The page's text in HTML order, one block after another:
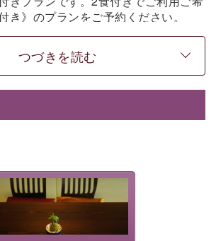
き》のプランをご予約ください。
の里」として知られる辰野町・ほたる
信州辰野ほたる祭り】への送迎と入
定プランをご用意いたしました。
想的な光景。昨年は多い日で1日
ルが観測されました。（
らではの風情をご体験ください。
6月13日～21日
つづきを読む
なしご夕食を追加される
は、二食付きのプランを
びくださいませ。